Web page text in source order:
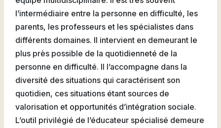
l’intermédiaire entre la personne en difficulté, les
parents, les professeurs et les spécialistes dans
différents domaines. Il intervient en demeurant le
plus près possible de la quotidienneté de la
personne en difficulté. Il l’accompagne dans la
diversité des situations qui caractérisent son
quotidien, ces situations étant sources de
valorisation et opportunités d’intégration sociale.
L’outil privilégié de l’éducateur spécialisé demeure